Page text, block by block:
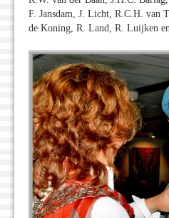
F. Jansdam, J. Licht, R.C.H. van
de Koning, R. Land, R. Luijken en